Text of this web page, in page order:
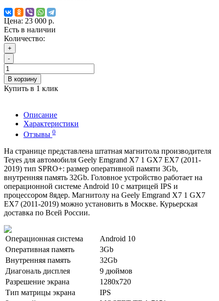
Цена: 23 000 р.
Есть в наличии
Количество:
+
-
В корзину
Купить в 1 клик
Описание
Характеристики
Отзывы 0
На странице представлена штатная магнитола производителя
Teyes для автомобиля Geely Emgrand X7 1 GX7 EX7 (2011-
2019) тип SPRO+: размер оперативной памяти 3Gb,
внутренняя память 32Gb. Головное устройство работает на
операционной системе Android 10 с матрицей IPS и
процессором 8ядер. Магнитолу на Geely Emgrand X7 1 GX7
EX7 (2011-2019) можно установить в Москве. Курьерская
доставка по Всей России.
Операционная система
Android 10
Оперативная память
3Gb
Внутренняя память
32Gb
Диагональ дисплея
9 дюймов
Разрешение экрана
1280x720
Тип матрицы экрана
IPS